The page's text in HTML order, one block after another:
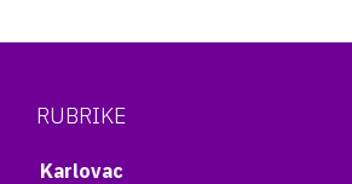
RUBRIKE
Karlovac